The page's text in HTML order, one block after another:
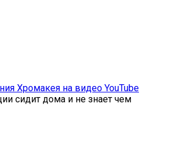
Хромакея на видео YouTube
сидит дома и не знает чем